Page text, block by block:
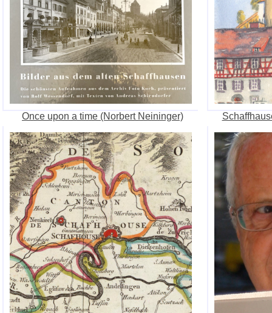
Once upon a time (Norbert Neininger)